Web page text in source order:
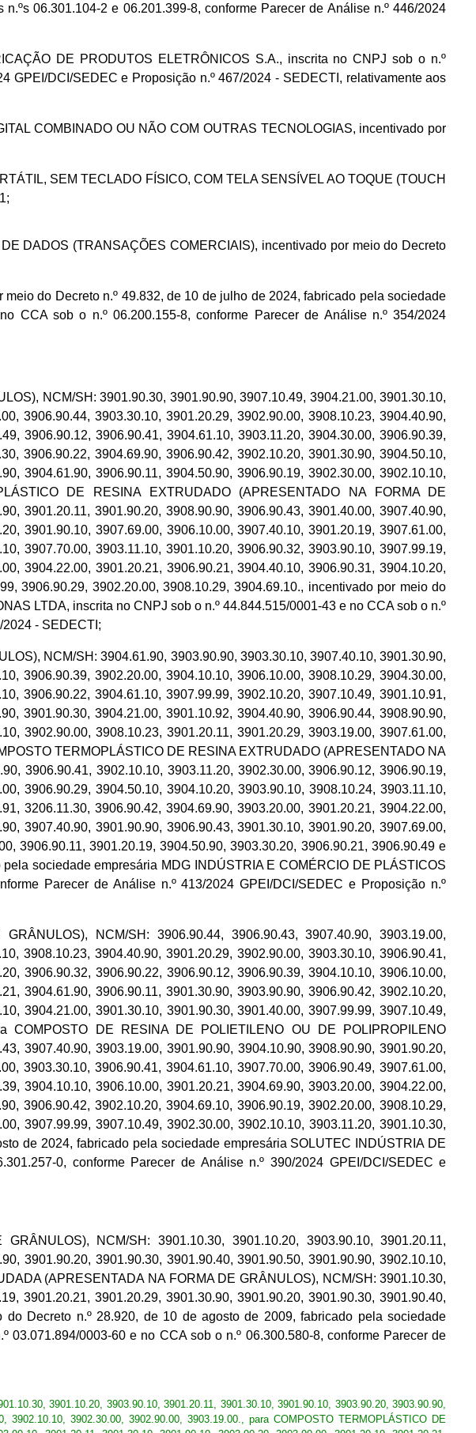
06.301.104-2 e 06.201.399-8, conforme Parecer de Análise n.º 446/2024
DE PRODUTOS ELETRÔNICOS S.A., inscrita no CNPJ sob o n.º
GPEI/DCI/SEDEC e Proposição n.º 467/2024 - SEDECTI, relativamente aos
COMBINADO OU NÃO COM OUTRAS TECNOLOGIAS, incentivado por
SEM TECLADO FÍSICO, COM TELA SENSÍVEL AO TOQUE (TOUCH
DADOS (TRANSAÇÕES COMERCIAIS), incentivado por meio do Decreto
do Decreto n.º 49.832, de 10 de julho de 2024, fabricado pela sociedade
CCA sob o n.º 06.200.155-8, conforme Parecer de Análise n.º 354/2024
NCM/SH: 3901.90.30, 3901.90.90, 3907.10.49, 3904.21.00, 3901.30.10,
3906.90.44, 3903.30.10, 3901.20.29, 3902.90.00, 3908.10.23, 3904.40.90,
3906.90.12, 3906.90.41, 3904.61.10, 3903.11.20, 3904.30.00, 3906.90.39,
3906.90.22, 3904.69.90, 3906.90.42, 3902.10.20, 3901.30.90, 3904.50.10,
3904.61.90, 3906.90.11, 3904.50.90, 3906.90.19, 3902.30.00, 3902.10.10,
DE RESINA EXTRUDADO (APRESENTADO NA FORMA DE
3901.20.11, 3901.90.20, 3908.90.90, 3906.90.43, 3901.40.00, 3907.40.90,
3901.90.10, 3907.69.00, 3906.10.00, 3907.40.10, 3901.20.19, 3907.61.00,
3907.70.00, 3903.11.10, 3901.10.20, 3906.90.32, 3903.90.10, 3907.99.19,
3904.22.00, 3901.20.21, 3906.90.21, 3904.40.10, 3906.90.31, 3904.10.20,
3906.90.29, 3902.20.00, 3908.10.29, 3904.69.10., incentivado por meio do
LTDA, inscrita no CNPJ sob o n.º 44.844.515/0001-43 e no CCA sob o n.º
- SEDECTI;
NCM/SH: 3904.61.90, 3903.90.90, 3903.30.10, 3907.40.10, 3901.30.90,
3906.90.39, 3902.20.00, 3904.10.10, 3906.10.00, 3908.10.29, 3904.30.00,
3906.90.22, 3904.61.10, 3907.99.99, 3902.10.20, 3907.10.49, 3901.10.91,
3901.90.30, 3904.21.00, 3901.10.92, 3904.40.90, 3906.90.44, 3908.90.90,
3902.90.00, 3908.10.23, 3901.20.11, 3901.20.29, 3903.19.00, 3907.61.00,
TERMOPLÁSTICO DE RESINA EXTRUDADO (APRESENTADO NA
3906.90.41, 3902.10.10, 3903.11.20, 3902.30.00, 3906.90.12, 3906.90.19,
3906.90.29, 3904.50.10, 3904.10.20, 3903.90.10, 3908.10.24, 3903.11.10,
3206.11.30, 3906.90.42, 3904.69.90, 3903.20.00, 3901.20.21, 3904.22.00,
3907.40.90, 3901.90.90, 3906.90.43, 3901.30.10, 3901.90.20, 3907.69.00,
3906.90.11, 3901.20.19, 3904.50.90, 3903.30.20, 3906.90.21, 3906.90.49 e
sociedade empresária MDG INDÚSTRIA E COMÉRCIO DE PLÁSTICOS
Parecer de Análise n.º 413/2024 GPEI/DCI/SEDEC e Proposição n.º
NCM/SH: 3906.90.44, 3906.90.43, 3907.40.90, 3903.19.00,
3908.10.23, 3904.40.90, 3901.20.29, 3902.90.00, 3903.30.10, 3906.90.41,
3906.90.32, 3906.90.22, 3906.90.12, 3906.90.39, 3904.10.10, 3906.10.00,
3904.61.90, 3906.90.11, 3901.30.90, 3903.90.90, 3906.90.42, 3902.10.20,
3904.21.00, 3901.30.10, 3901.90.30, 3901.40.00, 3907.99.99, 3907.10.49,
COMPOSTO DE RESINA DE POLIETILENO OU DE POLIPROPILENO
3907.40.90, 3903.19.00, 3901.90.90, 3904.10.90, 3908.90.90, 3901.90.20,
3903.30.10, 3906.90.41, 3904.61.10, 3907.70.00, 3906.90.49, 3907.61.00,
3904.10.10, 3906.10.00, 3901.20.21, 3904.69.90, 3903.20.00, 3904.22.00,
3906.90.42, 3902.10.20, 3904.69.10, 3906.90.19, 3902.20.00, 3908.10.29,
3907.99.99, 3907.10.49, 3902.30.00, 3902.10.10, 3903.11.20, 3901.10.30,
de 2024, fabricado pela sociedade empresária SOLUTEC INDÚSTRIA DE
0, conforme Parecer de Análise n.º 390/2024 GPEI/DCI/SEDEC e
NCM/SH: 3901.10.30, 3901.10.20, 3903.90.10, 3901.20.11,
3901.90.20, 3901.90.30, 3901.90.40, 3901.90.50, 3901.90.90, 3902.10.10,
(APRESENTADA NA FORMA DE GRÂNULOS), NCM/SH: 3901.10.30,
3901.20.21, 3901.20.29, 3901.30.90, 3901.90.20, 3901.90.30, 3901.90.40,
Decreto n.º 28.920, de 10 de agosto de 2009, fabricado pela sociedade
0003-60 e no CCA sob o n.º 06.300.580-8, conforme Parecer de
3901.10.20, 3903.90.10, 3901.20.11, 3901.30.10, 3901.90.10, 3903.90.20, 3903.90.90,
3902.10.10, 3902.30.00, 3902.90.00, 3903.19.00., para COMPOSTO TERMOPLÁSTICO DE